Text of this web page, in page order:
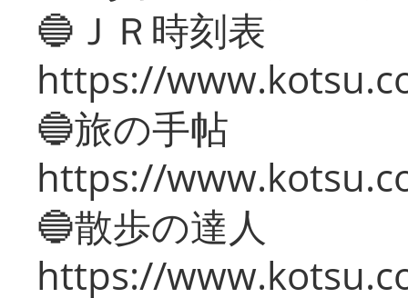
🔵ＪＲ時刻表
https://
🔵旅の手帖
https://
🔵散歩の達人
https://